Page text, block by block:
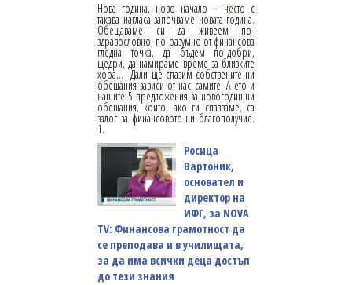
Нова година, ново начало – често с
такава нагласа започваме новата година.
Обещаваме си да живеем по-
здравословно, по-разумно от финансова
гледна точка, да бъдем по-добри,
щедри, да намираме време за близките
хора... Дали ще спазим собствените ни
обещания зависи от нас самите. А ето и
нашите 5 предложения за новогодишни
обещания, които, ако ги спазваме, са
залог за финансовото ни благополучие.
1.
Росица
Вартоник,
основател и
директор на
ИФГ, за NOVA
TV: Финансова грамотност да
се преподава и в училищата,
за да има всички деца достъп
до тези знания